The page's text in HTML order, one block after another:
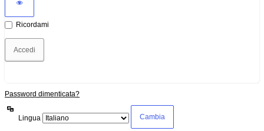
Ricordami
Password dimenticata?
Lingua